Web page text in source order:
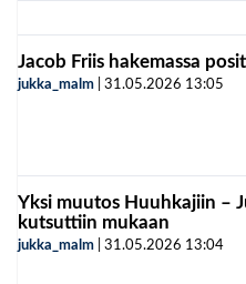
Jacob Friis hakemassa
jukka_malm 31.05.2026 13:05
Yksi muutos Huuhkajiin –
kutsuttiin mukaan
jukka_malm 31.05.2026 13:04